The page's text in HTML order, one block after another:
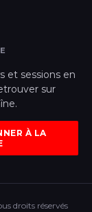
et sessions en
sur
À LA
droits réservés